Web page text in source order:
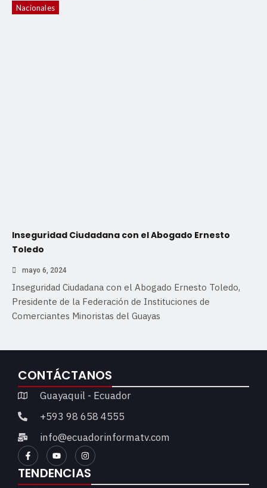
Nacionales
Inseguridad Ciudadana con el Abogado Ernesto
Toledo
mayo 6, 2024
Inseguridad Ciudadana con el Abogado Ernesto Toledo,
Presidente de la Federación de Instituciones de
Comerciantes Minoristas del Guayas
CONTÁCTANOS
Guayaquil - Ecuador
+593 98 658 4555
info@ecuadorinformatv.com
TENDENCIAS